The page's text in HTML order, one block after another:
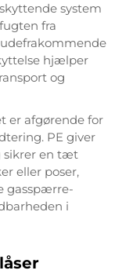
system
fra
hjælper
og
er afgørende for
PE giver
sikrer en tæt
eller poser,
gasspærre-
i